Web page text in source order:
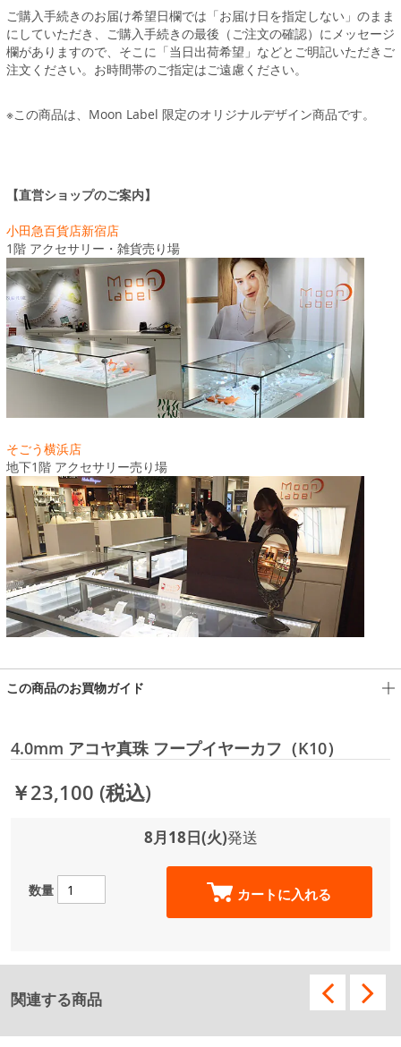
ご購入手続きのお届け希望日欄では「お届け日を指定しない」のまま
にしていただき、ご購入手続きの最後（ご注文の確認）にメッセージ
欄がありますので、そこに「当日出荷希望」などとご明記いただきご
注文ください。お時間帯のご指定はご遠慮ください。
※この商品は、Moon Label 限定のオリジナルデザイン商品です。
【直営ショップのご案内】
小田急百貨店新宿店
1階 アクセサリー・雑貨売り場
そごう横浜店
地下1階 アクセサリー売り場
この商品のお買物ガイド
4.0mm アコヤ真珠 フープイヤーカフ（K10）
￥23,100 (税込)
8月18日(火)発送
数量 カートに入れる
関連する商品